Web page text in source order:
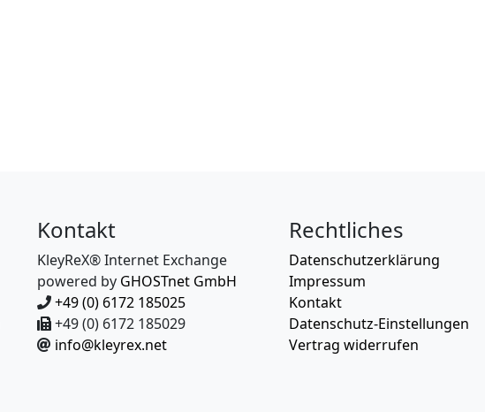
Kontakt
KleyReX® Internet Exchange
powered by GHOSTnet GmbH
+49 (0) 6172 185025
+49 (0) 6172 185029
info@kleyrex.net
Rechtliches
Datenschutzerklärung
Impressum
Kontakt
Datenschutz-Einstellungen
Vertrag widerrufen